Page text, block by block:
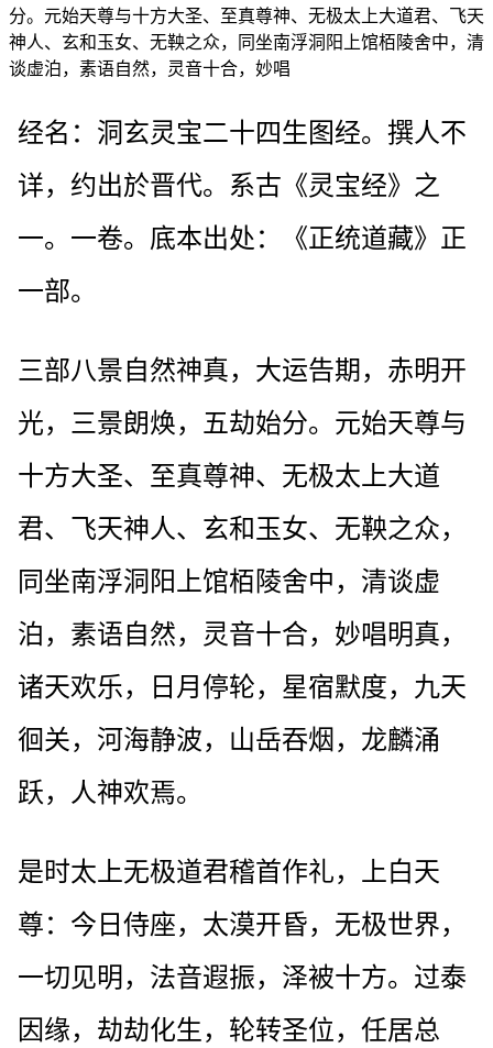
分。元始天尊与十方大圣、至真尊神、无极太上大道君、飞天
神人、玄和玉女、无鞅之众，同坐南浮洞阳上馆栢陵舍中，清
谈虚泊，素语自然，灵音十合，妙唱
经名：洞玄灵宝二十四生图经。撰人不
详，约出於晋代。系古《灵宝经》之
一。一卷。底本出处：《正统道藏》正
一部。
三部八景自然神真，大运告期，赤明开
光，三景朗焕，五劫始分。元始天尊与
十方大圣、至真尊神、无极太上大道
君、飞天神人、玄和玉女、无鞅之众，
同坐南浮洞阳上馆栢陵舍中，清谈虚
泊，素语自然，灵音十合，妙唱明真，
诸天欢乐，日月停轮，星宿默度，九天
徊关，河海静波，山岳吞烟，龙麟涌
跃，人神欢焉。
是时太上无极道君稽首作礼，上白天
尊：今日侍座，太漠开昏，无极世界，
一切见明，法音遐振，泽被十方。过泰
因缘，劫劫化生，轮转圣位，任居总